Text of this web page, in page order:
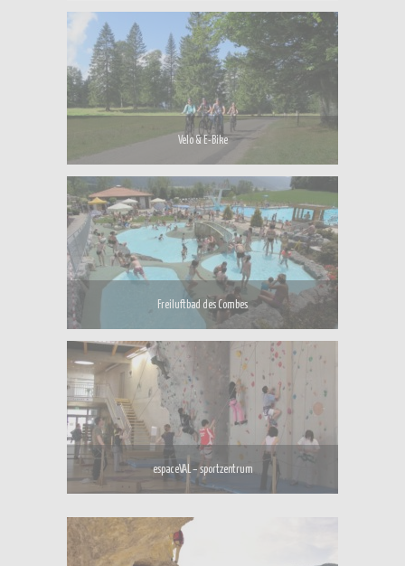
Velo & E-Bike
Freiluftbad des Combes
espaceVAL – sportzentrum